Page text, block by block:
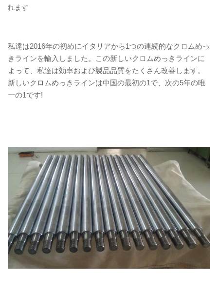
れます
私達は2016年の初めにイタリアから1つの連続的なクロムめっ
きラインを輸入しました。この新しいクロムめっきラインに
よって、私達は効率および製品品質をたくさん改善します。
新しいクロムめっきラインは中国の最初の1で、次の5年の唯
一の1です!